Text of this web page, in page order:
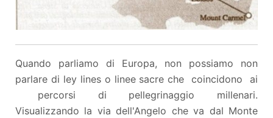
Quando parliamo di Europa, non possiamo non
parlare di ley lines o linee sacre che coincidono ai
percorsi di pellegrinaggio millenari.
Visualizzando la via dell'Angelo che va dal Monte